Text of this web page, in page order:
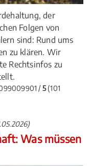
der
Folgen von
sind: Rund ums
zu klären. Wir
Rechtsinfos zu
/ 5(101
Was müssen